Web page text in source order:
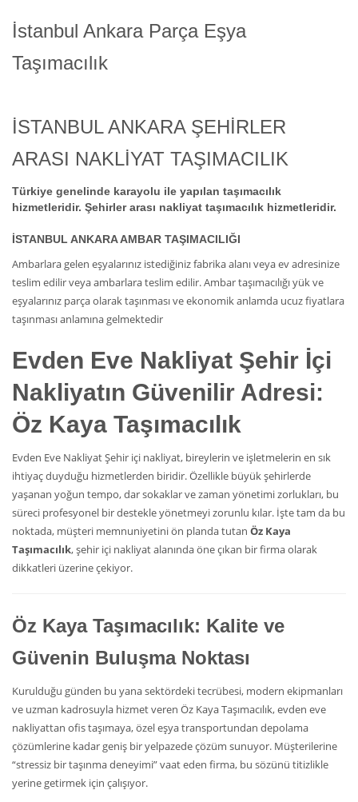
İstanbul Ankara Parça Eşya
Taşımacılık
İSTANBUL ANKARA ŞEHİRLER
ARASI NAKLİYAT TAŞIMACILIK
Türkiye genelinde karayolu ile yapılan taşımacılık
hizmetleridir. Şehirler arası nakliyat taşımacılık hizmetleridir.
İSTANBUL ANKARA AMBAR TAŞIMACILIĞI
Ambarlara gelen eşyalarınız istediğiniz fabrika alanı veya ev adresinize
teslim edilir veya ambarlara teslim edilir. Ambar taşımacılığı yük ve
eşyalarınız parça olarak taşınması ve ekonomik anlamda ucuz fiyatlara
taşınması anlamına gelmektedir
Evden Eve Nakliyat Şehir İçi
Nakliyatın Güvenilir Adresi:
Öz Kaya Taşımacılık
Evden Eve Nakliyat Şehir içi nakliyat, bireylerin ve işletmelerin en sık
ihtiyaç duyduğu hizmetlerden biridir. Özellikle büyük şehirlerde
yaşanan yoğun tempo, dar sokaklar ve zaman yönetimi zorlukları, bu
süreci profesyonel bir destekle yönetmeyi zorunlu kılar. İşte tam da bu
noktada, müşteri memnuniyetini ön planda tutan Öz Kaya
Taşımacılık, şehir içi nakliyat alanında öne çıkan bir firma olarak
dikkatleri üzerine çekiyor.
Öz Kaya Taşımacılık: Kalite ve
Güvenin Buluşma Noktası
Kurulduğu günden bu yana sektördeki tecrübesi, modern ekipmanları
ve uzman kadrosuyla hizmet veren Öz Kaya Taşımacılık, evden eve
nakliyattan ofis taşımaya, özel eşya transportundan depolama
çözümlerine kadar geniş bir yelpazede çözüm sunuyor. Müşterilerine
“stressiz bir taşınma deneyimi” vaat eden firma, bu sözünü titizlikle
yerine getirmek için çalışıyor.